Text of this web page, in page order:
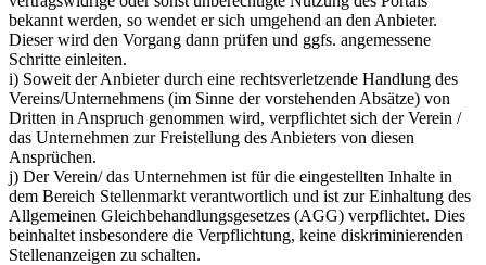
bekannt werden, so wendet er sich umgehend an den Anbieter.
Dieser wird den Vorgang dann prüfen und ggfs. angemessene
Schritte einleiten.
i) Soweit der Anbieter durch eine rechtsverletzende Handlung des
Vereins/Unternehmens (im Sinne der vorstehenden Absätze) von
Dritten in Anspruch genommen wird, verpflichtet sich der Verein /
das Unternehmen zur Freistellung des Anbieters von diesen
Ansprüchen.
j) Der Verein/ das Unternehmen ist für die eingestellten Inhalte in
dem Bereich Stellenmarkt verantwortlich und ist zur Einhaltung des
Allgemeinen Gleichbehandlungsgesetzes (AGG) verpflichtet. Dies
beinhaltet insbesondere die Verpflichtung, keine diskriminierenden
Stellenanzeigen zu schalten.